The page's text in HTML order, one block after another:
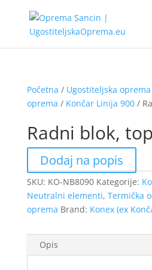
Početna / Ugostiteljska oprema
oprema / Končar Linija 900/
Radni blok, top
Dodaj na popis
SKU: KO-NB8090 Kategorije:
Neutralni elementi, Termička
oprema Brand: Konex (ex
Opis